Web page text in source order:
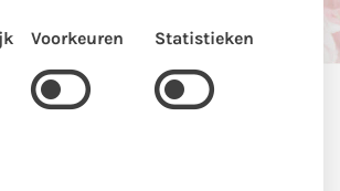
boeketten &
meerdere bloemen, waarvan
Voorkeuren Statistieken